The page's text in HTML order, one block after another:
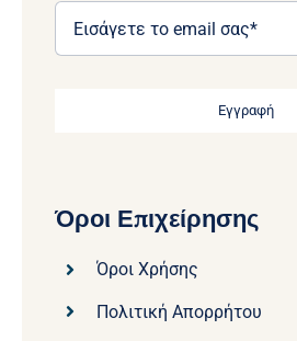
Εγγραφή
Όροι Επιχείρησης
Όροι Χρήσης
Πολιτική Απορρήτου